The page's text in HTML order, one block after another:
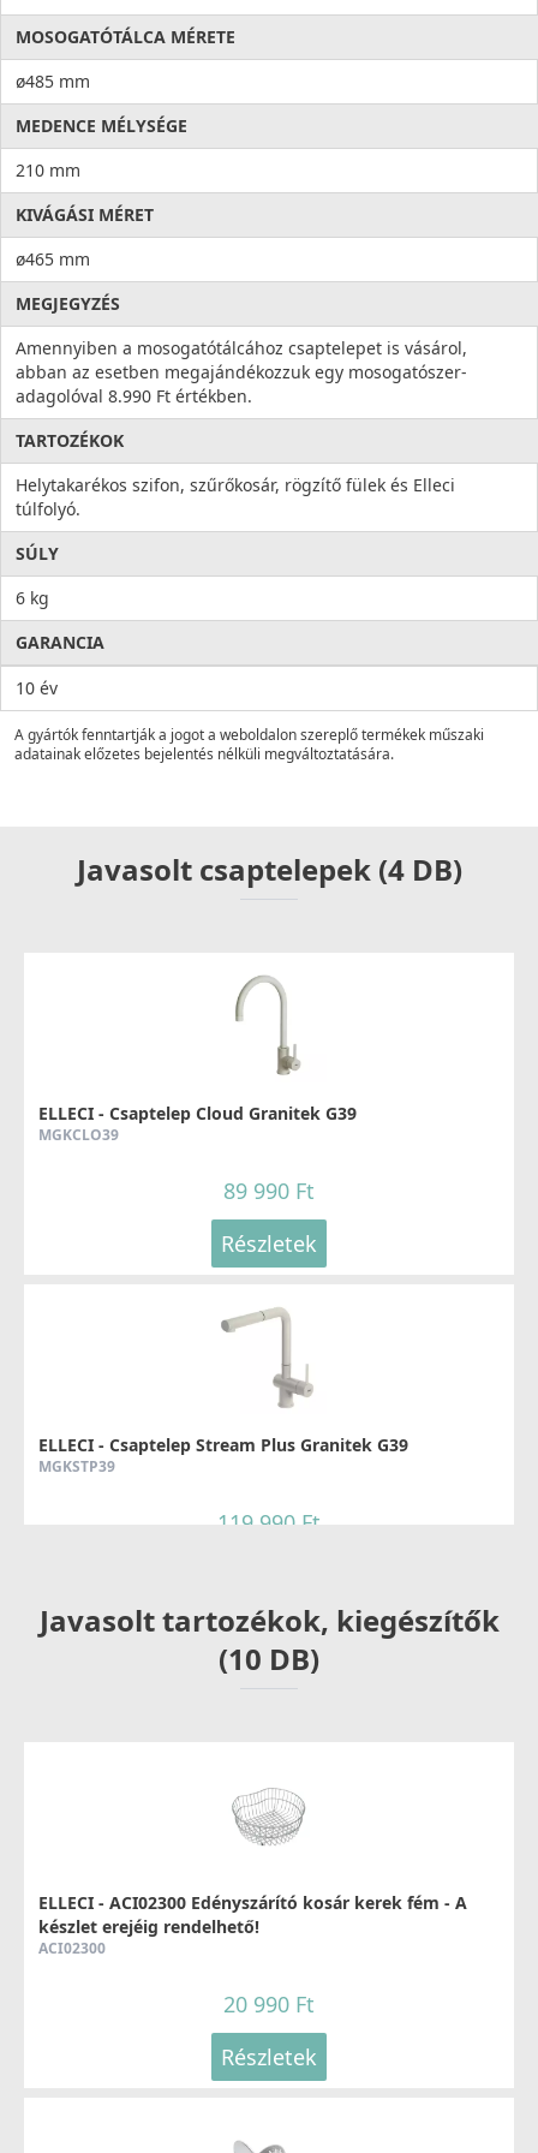
MOSOGATÓTÁLCA MÉRETE
ø485 mm
MEDENCE MÉLYSÉGE
210 mm
KIVÁGÁSI MÉRET
ø465 mm
MEGJEGYZÉS
Amennyiben a mosogatótálcához csaptelepet is vásárol,
abban az esetben megajándékozzuk egy mosogatószer-
adagolóval 8.990 Ft értékben.
TARTOZÉKOK
Helytakarékos szifon, szűrőkosár, rögzítő fülek és Elleci
túlfolyó.
SÚLY
6 kg
GARANCIA
10 év
A gyártók fenntartják a jogot a weboldalon szereplő termékek műszaki
adatainak előzetes bejelentés nélküli megváltoztatására.
Javasolt csaptelepek (4 DB)
ELLECI - Csaptelep Cloud Granitek G39
MGKCLO39
89 990 Ft
Részletek
ELLECI - Csaptelep Stream Plus Granitek G39
MGKSTP39
119 990 Ft
119 990 Ft
Részletek
Javasolt tartozékok, kiegészítők
(10 DB)
ELLECI - ACI02300 Edényszárító kosár kerek fém - A
készlet erejéig rendelhető!
ACI02300
20 990 Ft
Részletek